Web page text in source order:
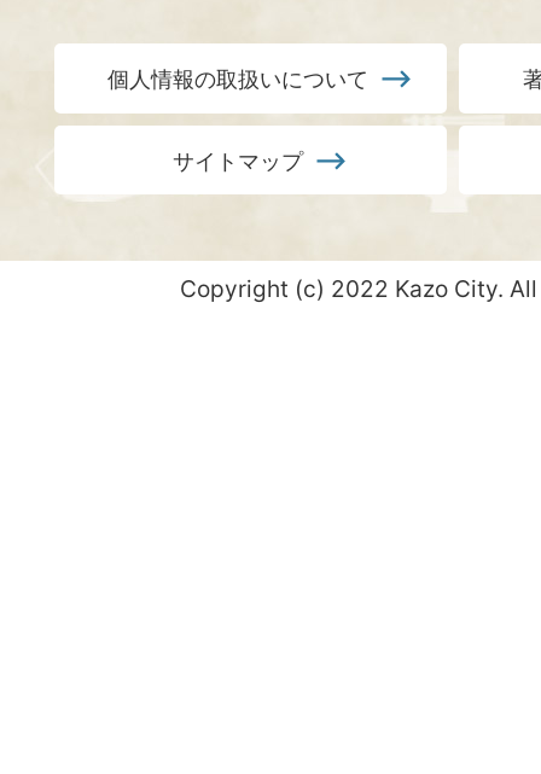
個人情報の取扱いについて
サイトマップ
Copyright (c) 2022 Kazo City.